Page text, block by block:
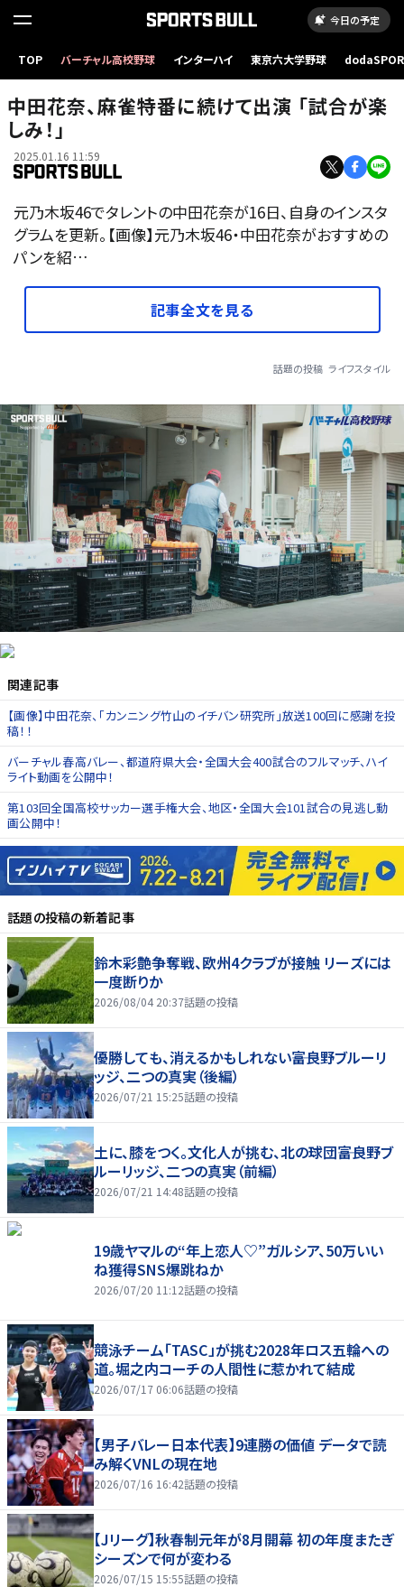
今日の予定
TOP バーチャル高校野球 インターハイ 東京六大学野球
中田花奈、麻雀特番に続けて出演 「試合が楽
しみ！」
2025.01.16 11:59
元乃木坂46でタレントの中田花奈が16日、自身のインスタ
グラムを更新。【画像】元乃木坂46・中田花奈がおすすめの
パンを紹…
記事全文を見る
話題の投稿 ライフスタイル
関連記事
【画像】中田花奈、「カンニング竹山のイチバン研究所」放送100回に感謝を投
稿！！
バーチャル春高バレー、都道府県大会・全国大会400試合のフルマッチ、ハイ
ライト動画を公開中！
第103回全国高校サッカー選手権大会、地区・全国大会101試合の見逃し動
画公開中！
話題の投稿の新着記事
鈴木彩艶争奪戦、欧州4クラブが接触 リーズには
一度断りか
2026/08/04 20:37話題の投稿
優勝しても、消えるかもしれない――富良野ブルーリ
ッジ、二つの真実（後編）
2026/07/21 15:25話題の投稿
土に、膝をつく。文化人が挑む、北の球団――富良野ブ
ルーリッジ、二つの真実（前編）
2026/07/21 14:48話題の投稿
19歳ヤマルの“年上恋人♡”ガルシア、50万いい
ね獲得SNS爆跳ねか
2026/07/20 11:12話題の投稿
競泳チーム「TASC」が挑む2028年ロス五輪への
道。堀之内コーチの人間性に惹かれて結成
2026/07/17 06:06話題の投稿
【男子バレー日本代表】9連勝の価値 データで読
み解くVNLの現在地
2026/07/16 16:42話題の投稿
【Jリーグ】秋春制元年が8月開幕 初の年度またぎ
シーズンで何が変わる
2026/07/15 15:55話題の投稿